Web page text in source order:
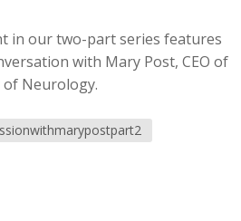
in our two-part series features
with Mary Post, CEO of
of Neurology.